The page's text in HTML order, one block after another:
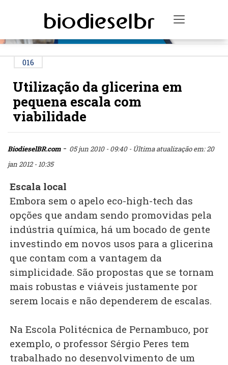
Toggle
016
Utilização da glicerina em
pequena escala com
viabilidade
BiodieselBR.com- 05 jun 2010 - 09:40 - Última atualização em: 20
jan 2012 - 10:35
Escala local
Embora sem o apelo eco-high-tech das
opções que andam sendo promovidas pela
indústria química, há um bocado de gente
investindo em novos usos para a glicerina
que contam com a vantagem da
simplicidade. São propostas que se tornam
mais robustas e viáveis justamente por
serem locais e não dependerem de escalas.
Na Escola Politécnica de Pernambuco, por
exemplo, o professor Sérgio Peres tem
trabalhado no desenvolvimento de um